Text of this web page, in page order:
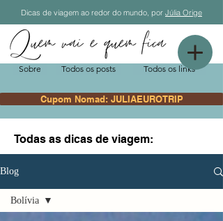
Sobre Todos os posts Todos os links
Cupom Nomad: JULIAEUROTRIP
Dicas de viagem ao redor do mundo, por Júlia Orige
Todas as dicas de viagem:
Blog
Bolívia